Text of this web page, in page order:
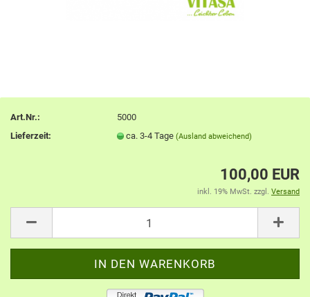
Art.Nr.:
5000
Lieferzeit:
ca. 3-4 Tage(Ausland abweichend)
100,00 EUR
inkl. 19% MwSt. zzgl. Versand